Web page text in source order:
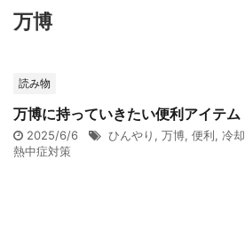
万博
読み物
万博に持っていきたい便利アイテム
2025/6/6 ひんやり , 万博, 便利, 冷却
熱中症対策